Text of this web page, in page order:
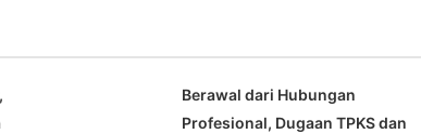
Berawal dari Hubungan
Profesional, Dugaan TPKS dan